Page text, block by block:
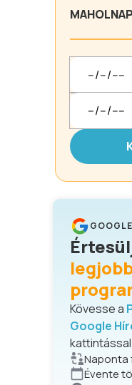
MAHOLNAP
Kövesse a
Google
Naponta
Évente